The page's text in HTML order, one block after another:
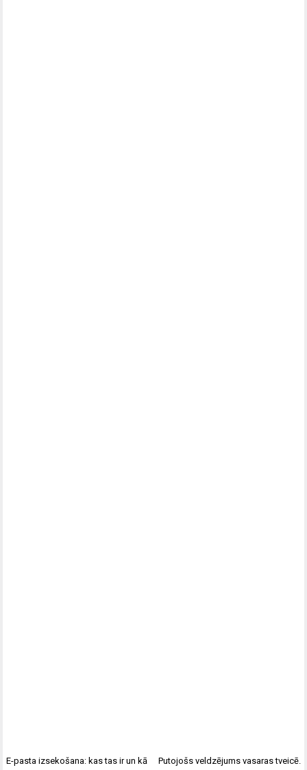
E-pasta izsekošana: kas tas ir un kā
Putojošs veldzējums vasaras tveicē.